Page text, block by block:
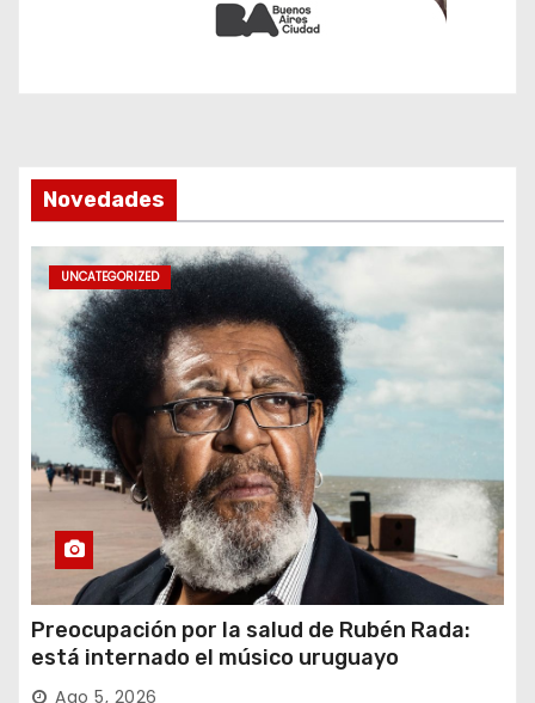
Novedades
UNCATEGORIZED
Preocupación por la salud de Rubén Rada:
está internado el músico uruguayo
Ago 5, 2026